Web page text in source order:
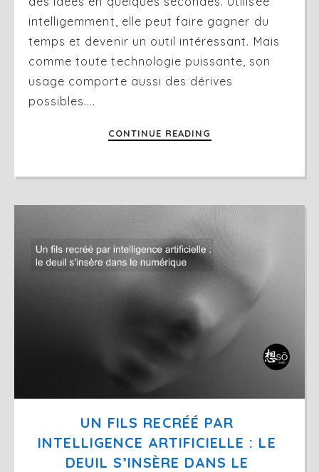
intelligemment, elle peut faire gagner du
temps et devenir un outil intéressant. Mais
comme toute technologie puissante, son
usage comporte aussi des dérives
possibles....
CONTINUE READING
UN FILS RECRÉÉ PAR
INTELLIGENCE ARTIFICIELLE : LE
DEUIL S’INSÈRE DANS LE